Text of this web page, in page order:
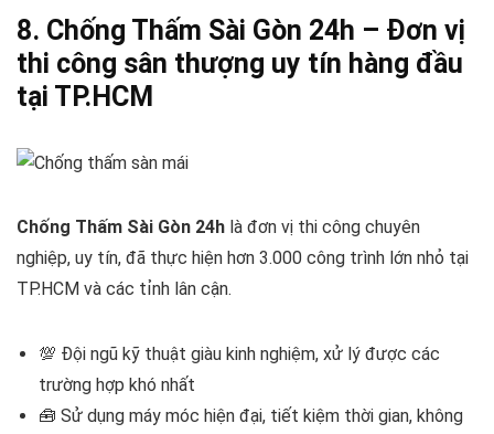
8. Chống Thấm Sài Gòn 24h – Đơn vị
thi công sân thượng uy tín hàng đầu
tại TP.HCM
Chống Thấm Sài Gòn 24h là đơn vị thi công chuyên
nghiệp, uy tín, đã thực hiện hơn 3.000 công trình lớn nhỏ tại
TP.HCM và các tỉnh lân cận.
💯 Đội ngũ kỹ thuật giàu kinh nghiệm, xử lý được các
trường hợp khó nhất
🧰 Sử dụng máy móc hiện đại, tiết kiệm thời gian, không